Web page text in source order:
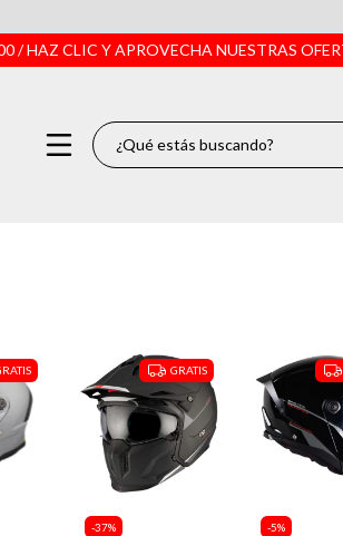
/ HAZ CLIC Y APROVECHA NUESTRAS
GRATIS
-37% -5%